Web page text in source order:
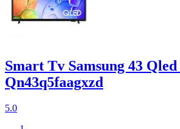
Smart Tv Samsung 43
Qn43q5faagxzd
5.0